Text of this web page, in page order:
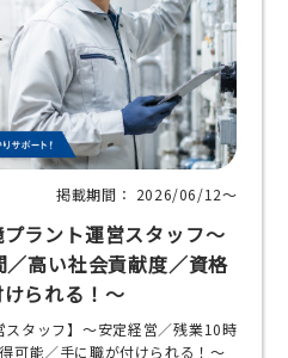
掲載期間： 2026/06/12〜
プラント運営スタッフ～
高い社会貢献度／資格
られる！～
タッフ】～安定経営／残業10時
可能／手に職が付けられる！～